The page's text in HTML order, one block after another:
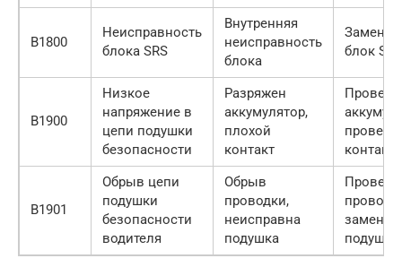
B1800
Неисправность
блока SRS
Внутренняя
неисправность
блока
блок SRS
B1900
Низкое
напряжение в
цепи подушки
безопасности
Разряжен
аккумулятор,
плохой
контакт
B1901
Обрыв цепи
подушки
безопасности
водителя
Обрыв
проводки,
неисправна
подушка
подушку